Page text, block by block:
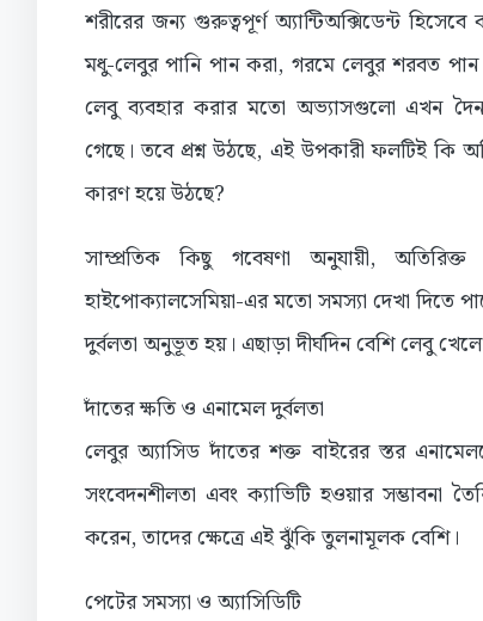
শরীরের জন্য গুরুত্বপূর্ণ অ্যান্টিঅক্সিডেন্ট
মধু-লেবুর পানি পান করা, গরমে লেবুর শরবত পান
লেবু ব্যবহার করার মতো অভ্যাসগুলো এখন
গেছে। তবে প্রশ্ন উঠছে, এই উপকারী ফলটিই কি
কারণ হয়ে উঠছে?
সাম্প্রতিক কিছু গবেষণা অনুযায়ী,
হাইপোক্যালসেমিয়া-এর মতো সমস্যা দেখা দিতে
দুর্বলতা অনুভূত হয়। এছাড়া দীর্ঘদিন বেশি লেবু
দাঁতের ক্ষতি ও এনামেল দুর্বলতা
লেবুর অ্যাসিড দাঁতের শক্ত বাইরের স্তর
সংবেদনশীলতা এবং ক্যাভিটি হওয়ার সম্ভাবনা
করেন, তাদের ক্ষেত্রে এই ঝুঁকি তুলনামূলক বেশি।
পেটের সমস্যা ও অ্যাসিডিটি